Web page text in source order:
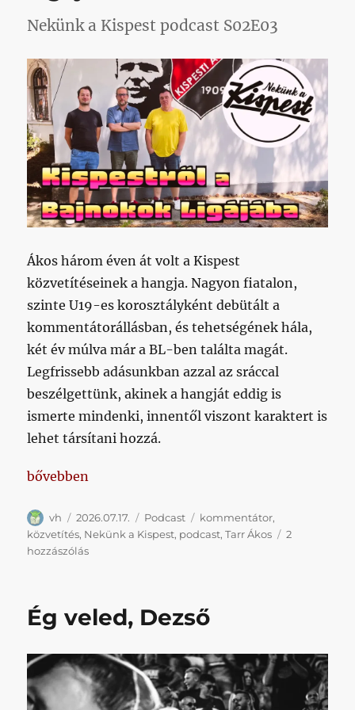
volt
mennyi
közpénzt
oszt
szét
klubok
között
című
bejegyzéshez
Nekünk a Kispest podcast S02E03
Ákos három éven át volt a Kispest
közvetítéseinek a hangja. Nagyon fiatalon,
szinte U19-es korosztályként debütált a
kommentátorállásban, és tehetségének hála,
két év múlva már a BL-ben találta magát.
Legfrissebb adásunkban azzal az sráccal
beszélgettünk, akinek a hangját eddig is
ismerte mindenki, innentől viszont karaktert is
lehet társítani hozzá.
„Kispestről a Bajnokok Ligájába”
bővebben
Szerző
vh Közzétéve
2026.07.17. Kategória
Podcast Címke
kommentátor,
közvetítés, Nekünk a Kispest, podcast,Tarr Ákos
2
hozzászólásKispestről
című
bejegyzéshez
Ég veled, Dezső